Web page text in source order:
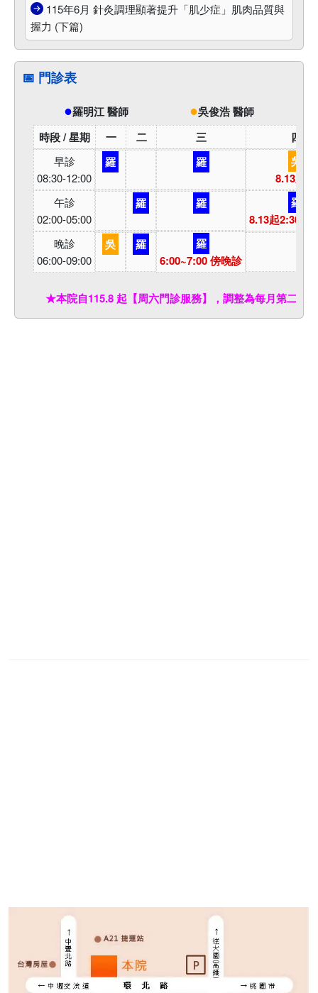
115年6月 針灸調理顯著提升「肌少症」肌肉品質與
握力 (下篇)
📅 門診表
●羅明江 醫師 ●吳俊浩 醫師
時段 / 星期
一 二 三 四
早診
08:30-12:00
羅 羅
吳
8.13新增
午診
02:00-05:00
羅 羅
羅
8.13起2:30開
晚診
06:00-09:00
吳 羅
羅
6:00~7:00 傍晚診
★本院自115.8 起【周六門診服務】，調整為每月第二周